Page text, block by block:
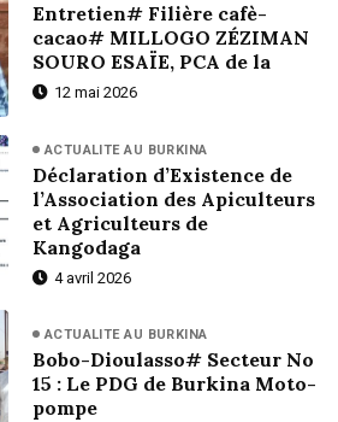
Entretien# Filière cafè-
cacao# MILLOGO ZÉZIMAN
SOURO ESAÏE, PCA de la
12 mai 2026
ACTUALITE AU BURKINA
Déclaration d’Existence de
l’Association des Apiculteurs
et Agriculteurs de
Kangodaga
4 avril 2026
ACTUALITE AU BURKINA
Bobo-Dioulasso# Secteur No
15 : Le PDG de Burkina Moto-
pompe